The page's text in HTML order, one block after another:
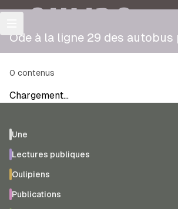
OULIPO
Ode à la ligne 29 des autobus
0 contenus
Chargement…
Une
Lectures publiques
Oulipiens
Publications